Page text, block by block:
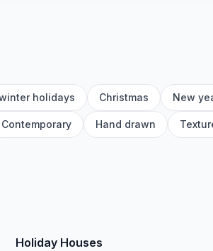
holidays Christmas New
Contemporary Hand drawn
Holiday Houses